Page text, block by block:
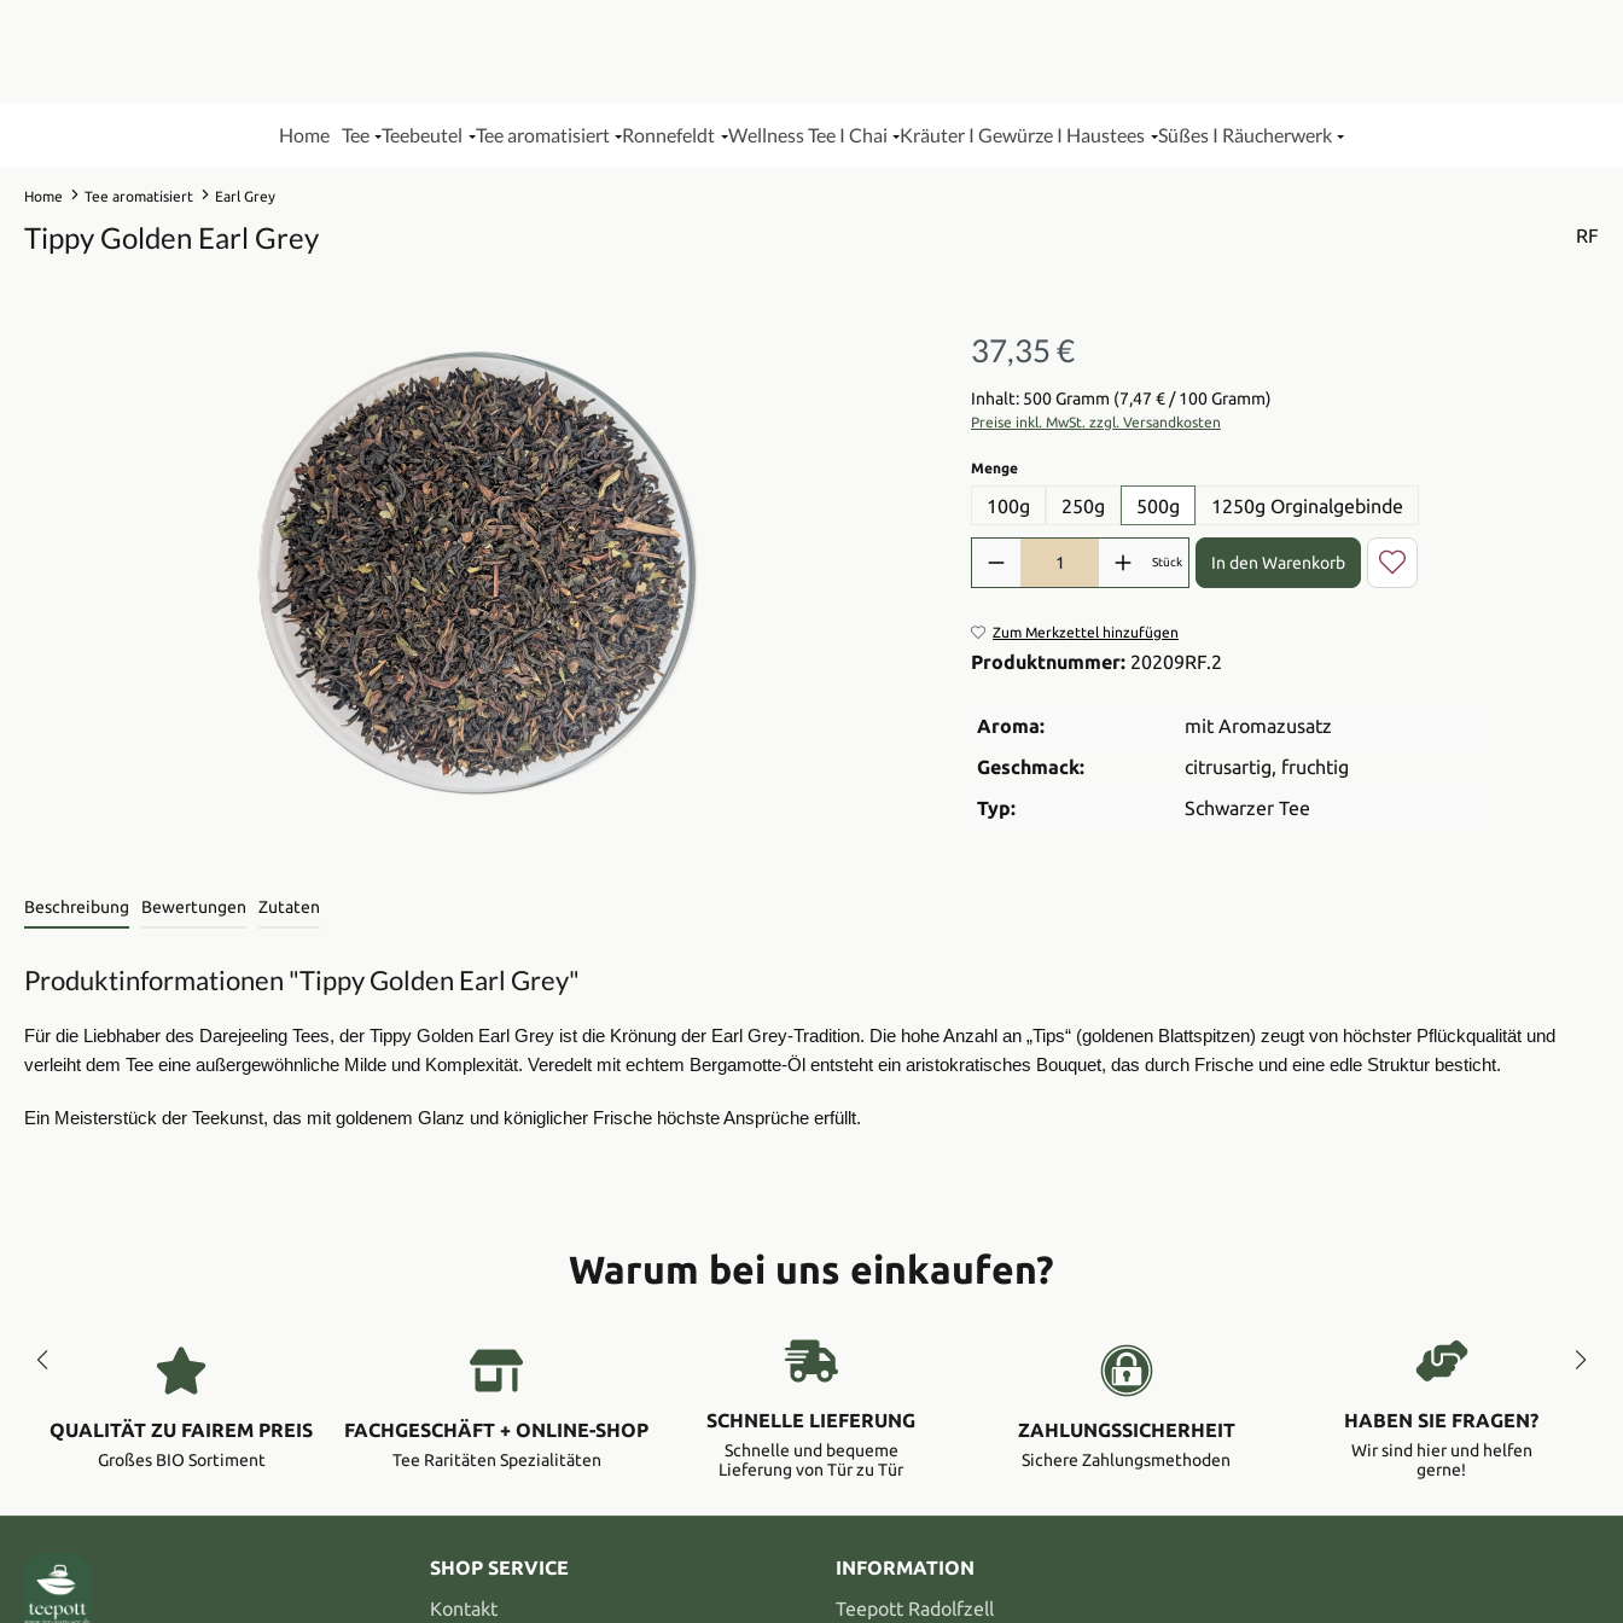
Home Tee Teebeutel Tee aromatisiert Ronnefeldt Wellness Tee I Chai Kräuter I Gewürze I Haustees Süßes I Räucherwerk
Home Tee aromatisiert Earl Grey
Tippy Golden Earl Grey RF
Regulärer Preis:
37,35 €
Inhalt: 500 Gramm (7,47 € / 100 Gramm)
Preise inkl. MwSt. zzgl. Versandkosten
Mengeauswählen
100g 250g 500g 1250g Orginalgebinde
Produkt Anzahl: Gib den gewünschten Wert ein oder benutze die
Stück In den Warenkorb
Zum Merkzettel hinzufügen
Produktnummer: 20209RF.2
Aroma:
mit Aromazusatz
Geschmack:
citrusartig, fruchtig
Typ:
Schwarzer Tee
Beschreibung Bewertungen Zutaten
Produktinformationen "Tippy Golden Earl Grey"
Für die Liebhaber des Darejeeling Tees, der Tippy Golden Earl Grey ist die Krönung der Earl Grey-Tradition. Die hohe Anzahl an „Tips“ (goldenen Blattspitzen) zeugt von höchster Pflückqualität und
verleiht dem Tee eine außergewöhnliche Milde und Komplexität. Veredelt mit echtem Bergamotte-Öl entsteht ein aristokratisches Bouquet, das durch Frische und eine edle Struktur besticht.
Ein Meisterstück der Teekunst, das mit goldenem Glanz und königlicher Frische höchste Ansprüche erfüllt.
Warum bei uns einkaufen?
QUALITÄT ZU FAIREM PREIS
Großes BIO Sortiment
FACHGESCHÄFT + ONLINE-SHOP
Tee Raritäten Spezialitäten
SCHNELLE LIEFERUNG
Schnelle und bequeme
Lieferung von Tür zu Tür
ZAHLUNGSSICHERHEIT
Sichere Zahlungsmethoden
HABEN SIE FRAGEN?
Wir sind hier und helfen
gerne!
SHOP SERVICE
Kontakt
INFORMATION
Teepott Radolfzell